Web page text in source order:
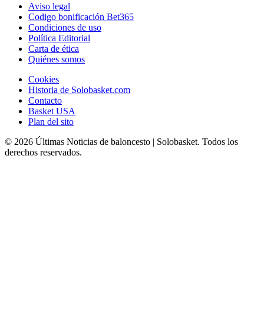
Aviso legal
Codigo bonificación Bet365
Condiciones de uso
Política Editorial
Carta de ética
Quiénes somos
Cookies
Historia de Solobasket.com
Contacto
Basket USA
Plan del sito
© 2026 Últimas Noticias de baloncesto | Solobasket. Todos los
derechos reservados.